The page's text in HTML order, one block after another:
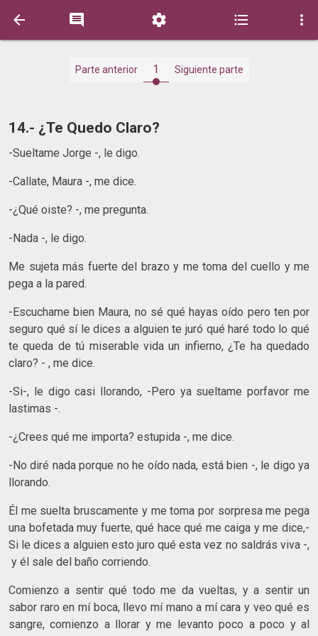
    
Parte anterior 1 Siguiente parte
14.- ¿Te Quedo Claro?
-Sueltame Jorge -, le digo.
-Callate, Maura -, me dice.
-¿Qué oiste? -, me pregunta.
-Nada -, le digo.
Me sujeta más fuerte del brazo y me toma del cuello y me
pega a la pared.
-Escuchame bien Maura, no sé qué hayas oído pero ten por
seguro qué sí le dices a alguien te juró qué haré todo lo qué
te queda de tú miserable vida un infierno, ¿Te ha quedado
claro? - , me dice.
-Si-, le digo casi llorando, -Pero ya sueltame porfavor me
lastimas -.
-¿Crees qué me importa? estupida -, me dice.
-No diré nada porque no he oído nada, está bien -, le digo ya
llorando.
Él me suelta bruscamente y me toma por sorpresa me pega
una bofetada muy fuerte, qué hace qué me caiga y me dice,-
Si le dices a alguien esto juro qué esta vez no saldrás viva -,
y él sale del baño corriendo.
Comienzo a sentir qué todo me da vueltas, y a sentir un
sabor raro en mí boca, llevo mí mano a mí cara y veo qué es
sangre, comienzo a llorar y me levanto poco a poco y al